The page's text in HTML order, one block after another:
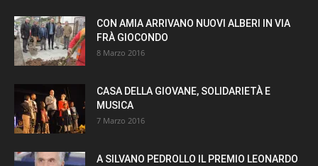
CON AMIA ARRIVANO NUOVI ALBERI IN VIA
FRÀ GIOCONDO
8 Marzo 2016
CASA DELLA GIOVANE, SOLIDARIETÀ E
MUSICA
7 Marzo 2016
A SILVANO PEDROLLO IL PREMIO LEONARDO